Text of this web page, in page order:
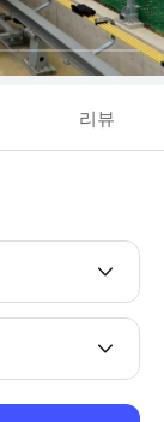
리뷰